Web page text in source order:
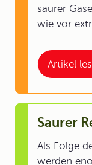
Artikel
saurer
wie vor
Saurer
Als Folge
werden